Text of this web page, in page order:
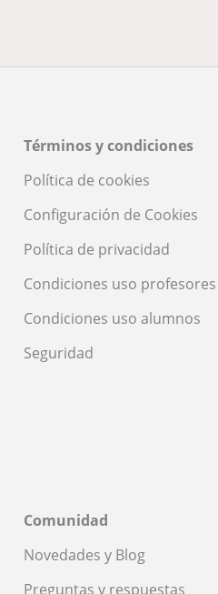
Términos y condiciones
Política de cookies
Configuración de Cookies
Política de privacidad
Condiciones uso profesores
Condiciones uso alumnos
Seguridad
Comunidad
Novedades y Blog
Preguntas y respuestas